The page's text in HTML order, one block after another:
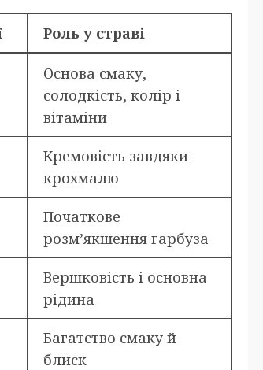
Роль у страві
Основа смаку,
солодкість, колір і
вітаміни
Кремовість завдяки
крохмалю
Початкове
розм’якшення гарбуза
Вершковість і основна
рідина
Багатство смаку й
блиск